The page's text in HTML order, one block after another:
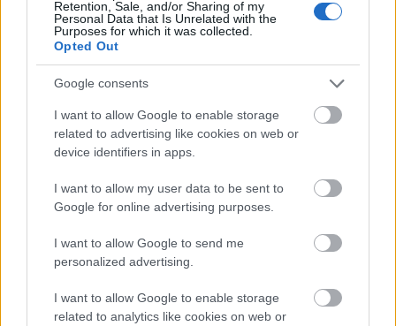
Retention, Sale, and/or Sharing of my
Personal Data that Is Unrelated with the
Purposes for which it was collected.
Opted Out
Google consents
I want to allow Google to enable storage
related to advertising like cookies on web or
device identifiers in apps.
I want to allow my user data to be sent to
Google for online advertising purposes.
I want to allow Google to send me
personalized advertising.
I want to allow Google to enable storage
related to analytics like cookies on web or
zsóka_eszter
12 éve
jaja, meg a szexi Nick Stahl-é!
zsóka_eszter
12 éve
@Richter Géza: jujj, na ez már izgi, öltöttek bele
mimimák is, ugye? nyugtass meg, nem hiszem, hogy
Richter Géza
12 éve